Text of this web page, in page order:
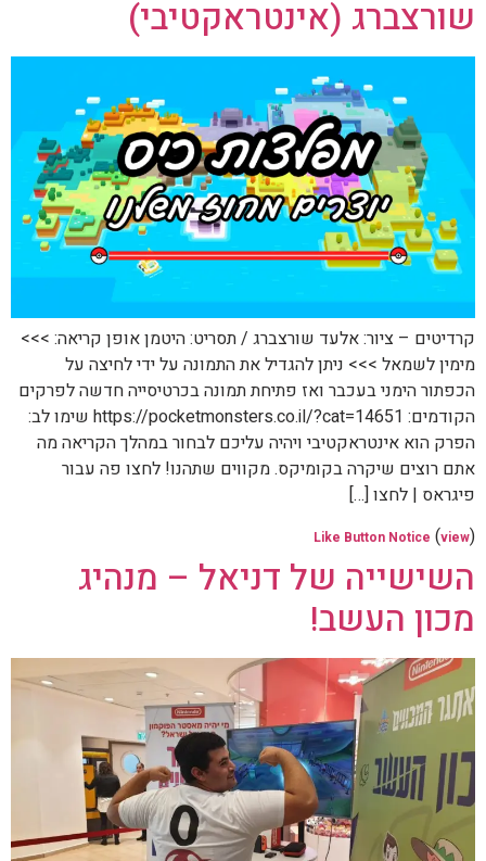
שורצברג (אינטראקטיבי)
קרדיטים – ציור: אלעד שורצברג / תסריט: היטמן אופן קריאה: >>>
מימין לשמאל >>> ניתן להגדיל את התמונה על ידי לחיצה על
הכפתור הימני בעכבר ואז פתיחת תמונה בכרטיסייה חדשה לפרקים
הקודמים: https://pocketmonsters.co.il/?cat=14651 שימו לב:
הפרק הוא אינטראקטיבי ויהיה עליכם לבחור במהלך הקריאה מה
אתם רוצים שיקרה בקומיקס. מקווים שתהנו! לחצו פה עבור
פיגראס | לחצו […]
Like Button Notice (view)
השישייה של דניאל – מנהיג
מכון העשב!